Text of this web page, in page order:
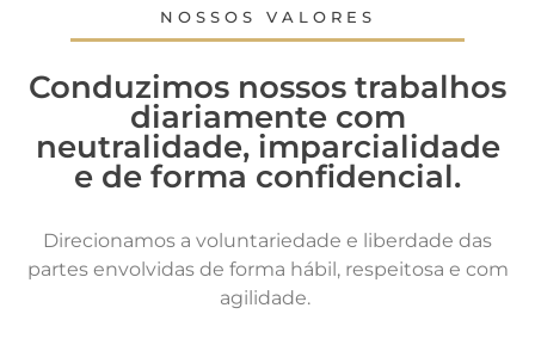
NOSSOS VALORES
Conduzimos nossos trabalhos
diariamente com
neutralidade, imparcialidade
e de forma confidencial.
Direcionamos a voluntariedade e liberdade das
partes envolvidas de forma hábil, respeitosa e com
agilidade.